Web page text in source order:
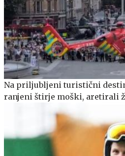
Na priljubljeni turistični
ranjeni štirje moški, aretirali